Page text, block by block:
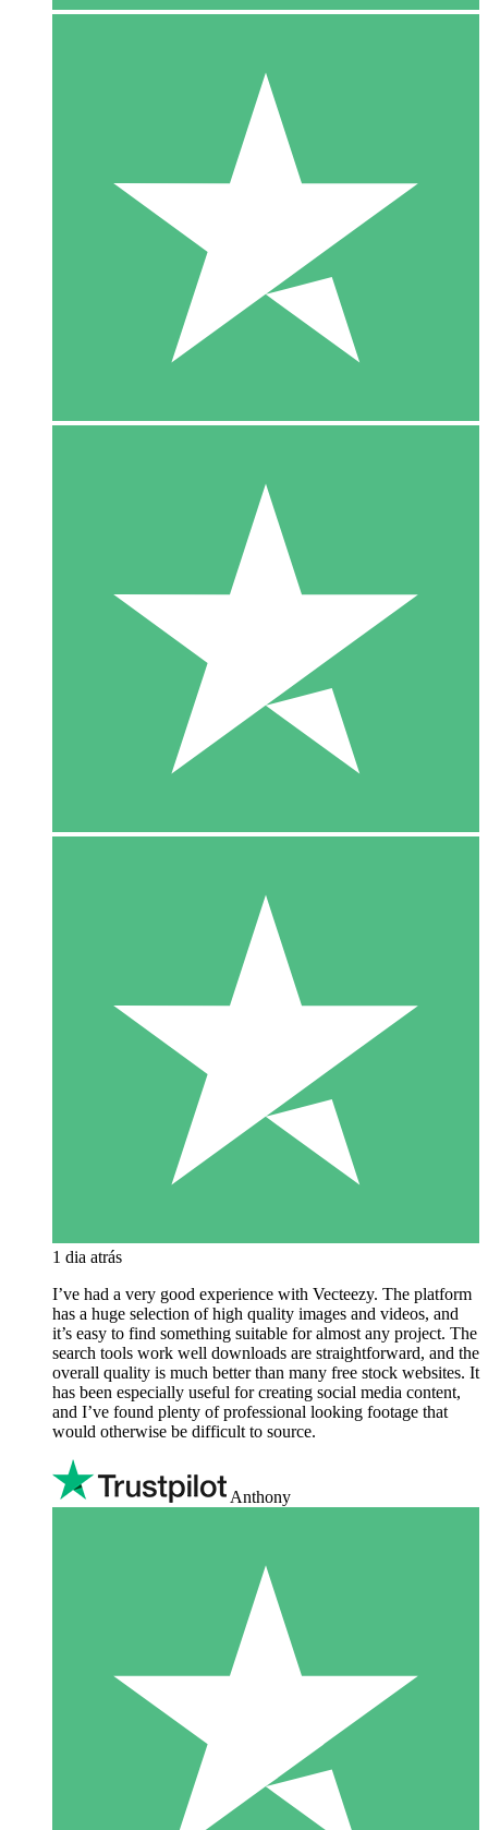
1 dia atrás
I’ve had a very good experience with Vecteezy. The platform
has a huge selection of high quality images and videos, and
it’s easy to find something suitable for almost any project. The
search tools work well downloads are straightforward, and the
overall quality is much better than many free stock websites. It
has been especially useful for creating social media content,
and I’ve found plenty of professional looking footage that
would otherwise be difficult to source.
Anthony